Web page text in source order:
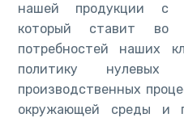
нашей продукции с
который ставит во
потребностей наших
политику
производственных
окружающей среды и